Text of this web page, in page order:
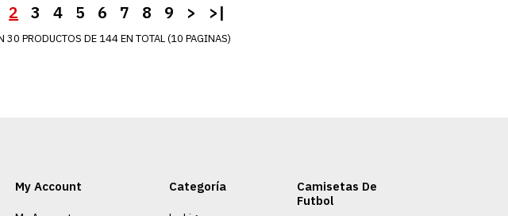
2 3 4 5 6 7 8 9 > >|
30 PRODUCTOS DE 144 EN TOTAL (10 PAGINAS)
My Account Categoría
Camisetas De
Futbol